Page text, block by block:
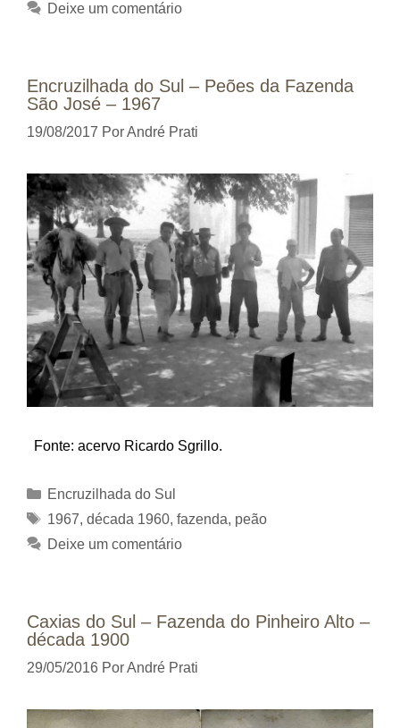
Deixe um comentário
Encruzilhada do Sul – Peões da Fazenda
São José – 1967
19/08/2017 PorAndré Prati
Fonte: acervo Ricardo Sgrillo.
Categorias
Encruzilhada do Sul
Tags
1967, década 1960, fazenda, peão
Deixe um comentário
Caxias do Sul – Fazenda do Pinheiro Alto –
década 1900
29/05/2016 PorAndré Prati